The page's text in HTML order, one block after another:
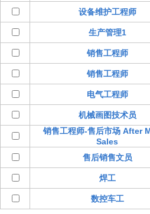
设备维护工程师
生产管理1
销售工程师
销售工程师
电气工程师
机械画图技术员
销售工程师-售后市场 After
Sales
售后销售文员
焊工
数控车工